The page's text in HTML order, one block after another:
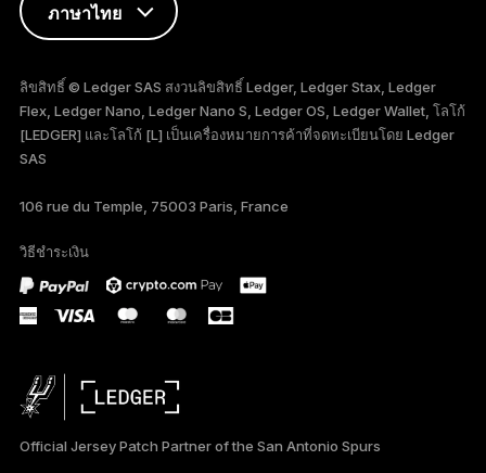
ภาษาไทย
FRANÇAIS
TÜRKÇE
DEUTSCH
PORTUGUÊS
ลิขสิทธิ์ © Ledger SAS สงวนลิขสิทธิ์ Ledger, Ledger Stax, Ledger
Flex, Ledger Nano, Ledger Nano S, Ledger OS, Ledger Wallet, โลโก้
[LEDGER] และโลโก้ [L] เป็นเครื่องหมายการค้าที่จดทะเบียนโดย Ledger
SAS
106 rue du Temple, 75003 Paris, France
วิธีชำระเงิน
Official Jersey Patch Partner of the San Antonio Spurs